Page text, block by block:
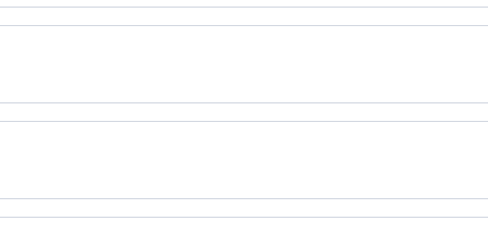
Premium Rosa
cykorii - inulina (40%), miód nektarowy wielokwiatowy (15%),